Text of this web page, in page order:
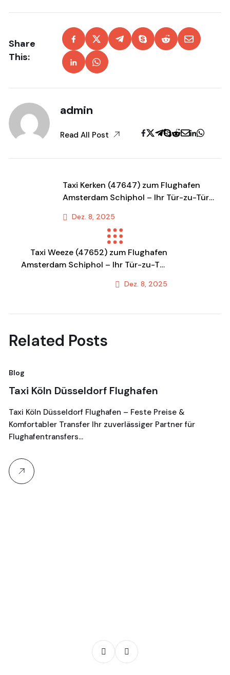
Share
This:
admin
Read All Post
Taxi Kerken (47647) zum Flughafen
Amsterdam Schiphol – Ihr Tür-zu-Tür
Dez. 8, 2025
Previous Post
Taxi Weeze (47652) zum Flughafen
Amsterdam Schiphol – Ihr Tür-zu-Tür
Dez. 8, 2025
Related Posts
Blog
Taxi Köln Düsseldorf Flughafen
Taxi Köln Düsseldorf Flughafen – Feste Preise &
Komfortabler Transfer Ihr zuverlässiger Partner für
Flughafentransfers…